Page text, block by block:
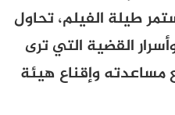
طيلة الفيلم، تحاول
القضية التي ترى
وإقناع هيئة